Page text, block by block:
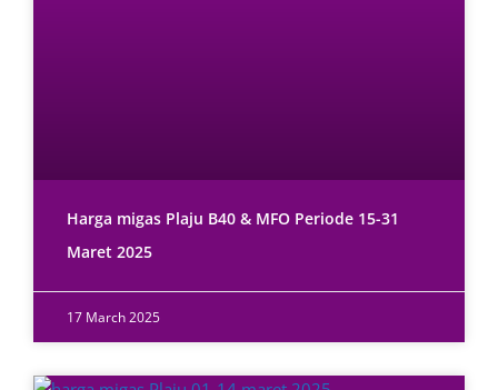
Harga migas Plaju B40 & MFO Periode 15-31
Maret 2025
17 March 2025